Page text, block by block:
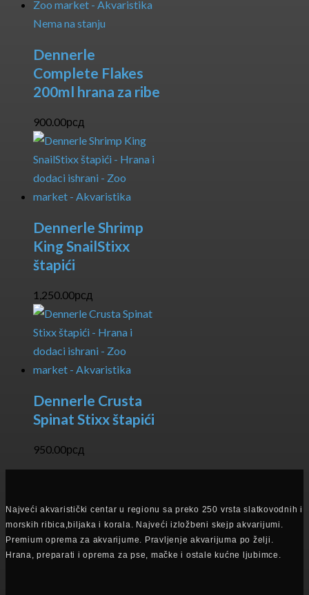
Nema na stanju
Dennerle
Complete Flakes
200ml hrana za ribe
900.00рсд
Dennerle Shrimp
King SnailStixx
štapići
1,250.00рсд
Dennerle Crusta
Spinat Stixx štapići
950.00рсд
Najveći akvaristički centar u regionu sa preko 250 vrsta slatkovodnih i
morskih ribica,biljaka i korala. Najveći izložbeni skejp akvarijumi.
Premium oprema za akvarijume. Pravljenje akvarijuma po želji.
Hrana, preparati i oprema za pse, mačke i ostale kućne ljubimce.